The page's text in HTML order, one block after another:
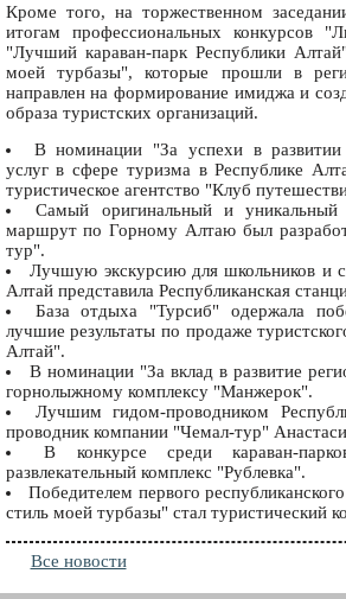
Кроме того, на торжественном
итогам профессиональных конкурсов
"Лучший караван-парк Республики
моей турбазы", которые прошли в
направлен на формирование имиджа и
образа туристских организаций.
В номинации "За успехи в развитии
услуг в сфере туризма в Республике
туристическое агентство "Клуб
Самый оригинальный и уникальный
маршрут по Горному Алтаю был
тур".
Лучшую экскурсию для школьников и
Алтай представила Республиканская
База отдыха "Турсиб" одержала
лучшие результаты по продаже
Алтай".
В номинации "За вклад в развитие
горнолыжному комплексу "Манжерок".
Лучшим гидом-проводником
проводник компании "Чемал-тур"
В конкурсе среди караван-
развлекательный комплекс "Рублевка".
Победителем первого
стиль моей турбазы" стал туристический
Все новости